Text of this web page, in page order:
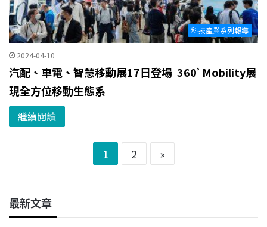
科技產業系列報導
2024-04-10
汽配、車電、智慧移動展17日登場 360ﾟMobility展
現全方位移動生態系
繼續閱讀
1 2 »
最新文章